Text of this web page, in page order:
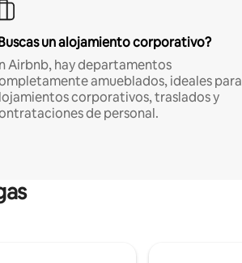
un alojamiento corporativo?
Airbnb, hay departamentos
amueblados, ideales para
corporativos, traslados y
de personal.